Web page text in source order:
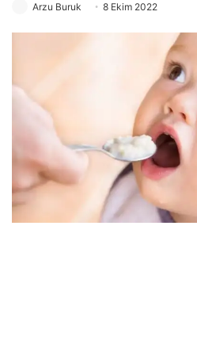
Arzu Buruk 8 Ekim 2022